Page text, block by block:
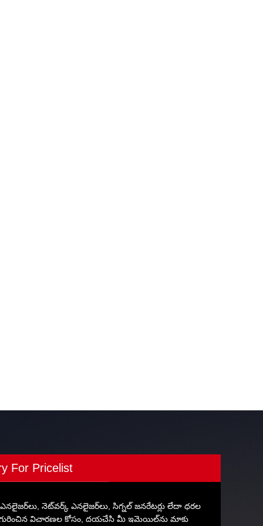
For Pricelist
ఎనలైజర్‌లు, నెట్‌వర్క్ ఎనలైజర్‌లు, సిగ్నల్ జనరేటర్లు లేదా ధరల
విచారణల కోసం, దయచేసి మీ ఇమెయిల్‌ను మాకు